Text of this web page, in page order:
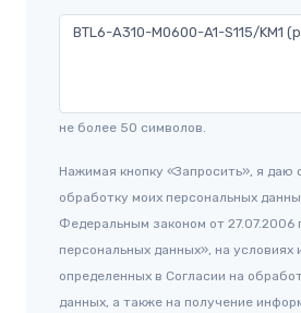
не более 50 символов.
Нажимая кнопку «Запросить», я даю
обработку моих персональных
Федеральным законом от
персональных данных», на условиях
определенных в Согласии на
данных, а также на получение